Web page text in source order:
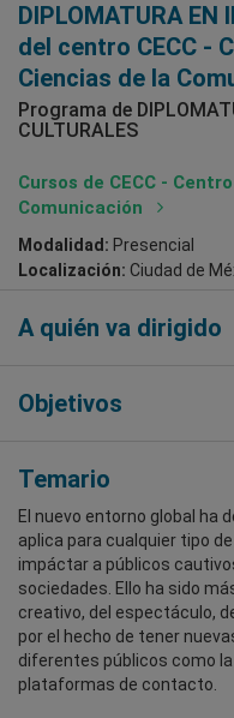
DIPLOMATURA EN
del centro CECC -
Ciencias de la
Programa de
CULTURALES
Cursos de CECC -
Comunicación
Modalidad: Presencial
Localización: Ciudad de
A quién va dirigido
Objetivos
Temario
El nuevo entorno global ha
aplica para cualquier tipo
impáctar a públicos
sociedades. Ello ha sido
creativo, del espectáculo,
por el hecho de tener
diferentes públicos como
plataformas de contacto.